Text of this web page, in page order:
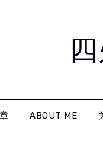
ABOUT ME